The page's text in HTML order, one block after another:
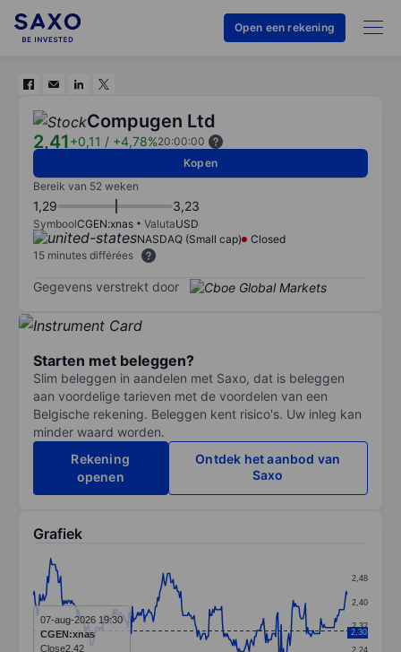
Open een rekening
Compugen Ltd
2,41+0,11 / +4,78%20:00:00
Kopen
Bereik van 52 weken
1,29 3,23
SymboolCGEN:xnas ValutaUSD
NASDAQ (Small cap)
Closed
15 minutes différées
Gegevens verstrekt door
Starten met beleggen?
Slim beleggen in aandelen met Saxo, dat is beleggen
aan voordelige tarieven met de voordelen van een
Belgische rekening. Beleggen kent risico's. Uw inleg kan
minder waard worden.
Rekening
openen
Ontdek het aanbod van
Saxo
Grafiek
Line chart with 286 data points.
The chart has 1 X axis displaying categories.
The chart has 1 Y axis displaying values. Data 2,24
2,32
2,40
2,48
2,30
07-aug-2026 19:30
CGEN:xnas
Close2,42